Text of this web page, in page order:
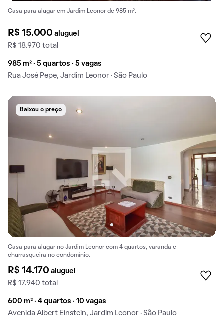
Casa para alugar em Jardim Leonor de 985 m².
R$ 15.000aluguel
R$ 18.970 total
985 m² · 5 quartos · 5 vagas
Rua José Pepe, Jardim Leonor · São Paulo
Baixou o preço
Casa para alugar no Jardim Leonor com 4 quartos, varanda e
churrasqueira no condomínio.
R$ 14.170aluguel
R$ 17.940 total
600 m² · 4 quartos · 10 vagas
Avenida Albert Einstein, Jardim Leonor · São Paulo